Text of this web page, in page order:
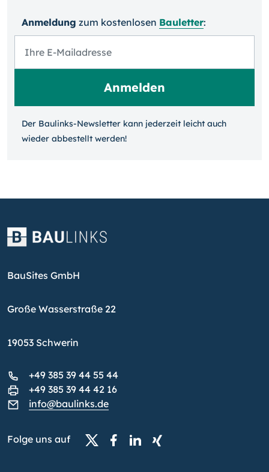
Anmeldung zum kosten­losen Bauletter:
Der Baulinks-Newsletter kann jeder­zeit leicht auch
wieder ab­bestellt werden!
BauSites GmbH
Große Wasserstraße 22
19053 Schwerin
+49 385 39 44 55 44
+49 385 39 44 42 16
info@baulinks.de
Folge uns auf